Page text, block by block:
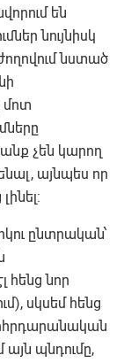
են
նույնիսկ
նստած
մոտ
չեն կարող
այնպես որ
ընտրական՝
հենց նոր
սկսեմ հենց
այն պնդումը,